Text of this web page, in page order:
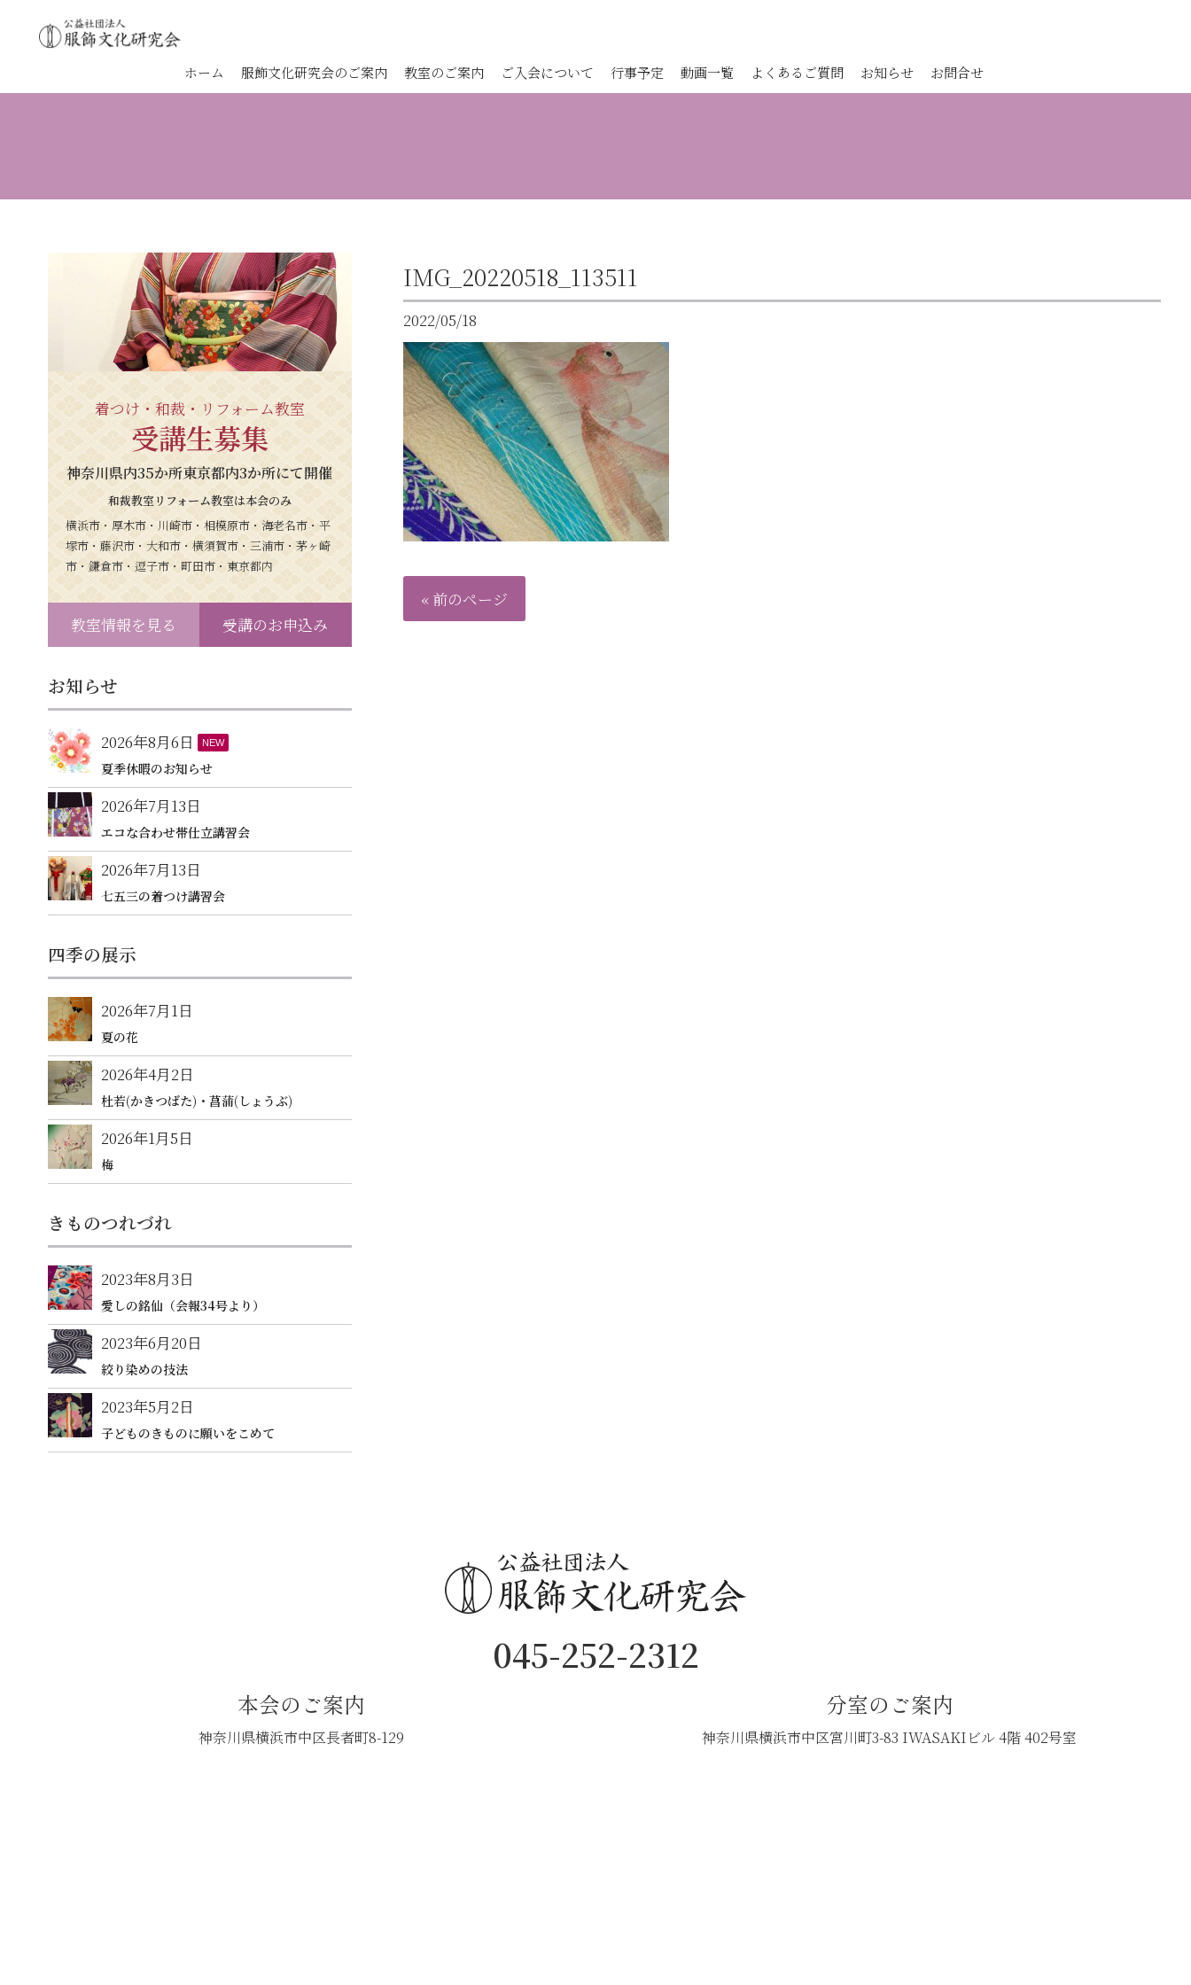
ホーム 服飾文化研究会のご案内 教室のご案内 ご入会について 行事予定 動画一覧 よくあるご質問 お知らせ お問合せ
IMG_20220518_113511
2022/05/18
« 前のページ
着つけ・和裁・リフォーム教室
受講生募集
神奈川県内35か所東京都内3か所にて開催
和裁教室リフォーム教室は本会のみ
横浜市・厚木市・川崎市・相模原市・海老名市・平
塚市・藤沢市・大和市・横須賀市・三浦市・茅ヶ崎
市・鎌倉市・逗子市・町田市・東京都内
教室情報を見る 受講のお申込み
お知らせ
2026年8月6日 NEW
夏季休暇のお知らせ
2026年7月13日
エコな合わせ帯仕立講習会
2026年7月13日
七五三の着つけ講習会
四季の展示
2026年7月1日
夏の花
2026年4月2日
杜若(かきつばた)・菖蒲(しょうぶ)
2026年1月5日
梅
きものつれづれ
2023年8月3日
愛しの銘仙（会報34号より）
2023年6月20日
絞り染めの技法
2023年5月2日
子どものきものに願いをこめて
045-252-2312
本会のご案内
神奈川県横浜市中区長者町8-129
分室のご案内
神奈川県横浜市中区宮川町3-83 IWASAKIビル 4階 402号室